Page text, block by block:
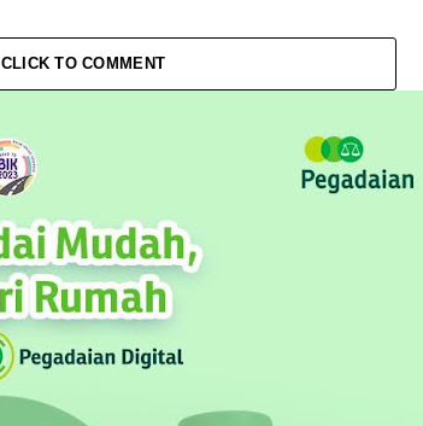
CLICK TO COMMENT